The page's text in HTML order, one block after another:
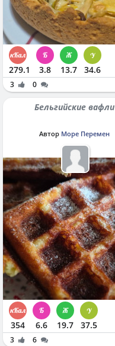
279.1 3.8 13.7 34.6
3 0
Бельгийские вафли
Автор Море Перемен
354 6.6 19.7 37.5
3 6